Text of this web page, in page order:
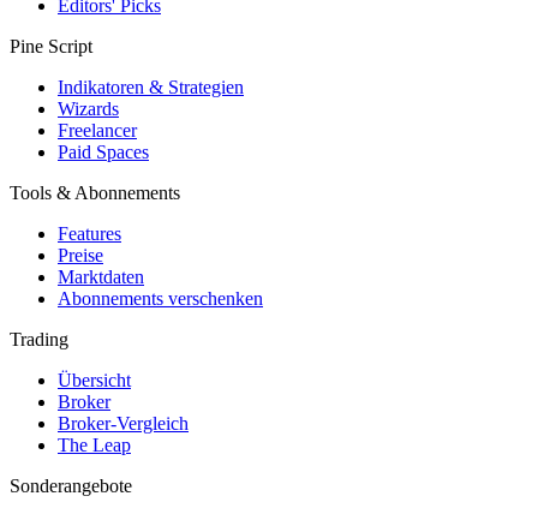
Editors' Picks
Pine Script
Indikatoren & Strategien
Wizards
Freelancer
Paid Spaces
Tools & Abonnements
Features
Preise
Marktdaten
Abonnements verschenken
Trading
Übersicht
Broker
Broker-Vergleich
The Leap
Sonderangebote